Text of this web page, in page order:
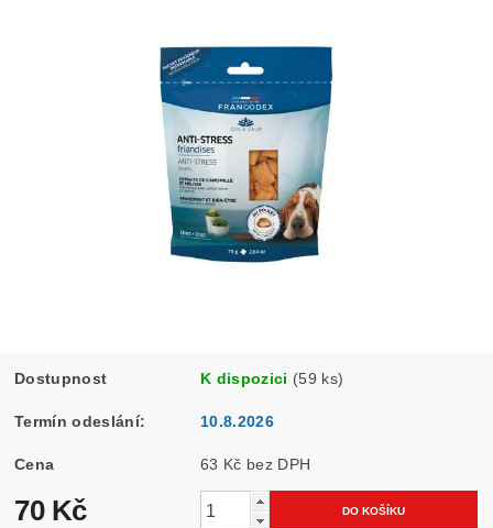
Dostupnost K dispozici (59 ks)
Termín odeslání: 10.8.2026
Cena 63 Kč bez DPH
70 Kč